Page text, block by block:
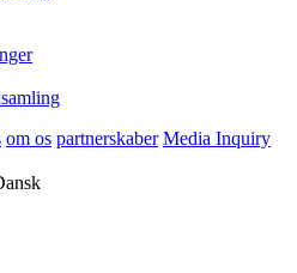
om os partnerskaber Media Inquiry